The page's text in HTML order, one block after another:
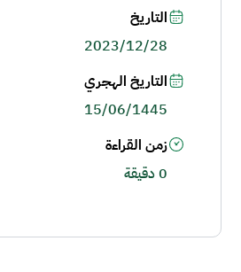
التاريخ
2023/12/28
التاريخ الهجري
15/06/1445
زمن القراءة
0 دقيقة